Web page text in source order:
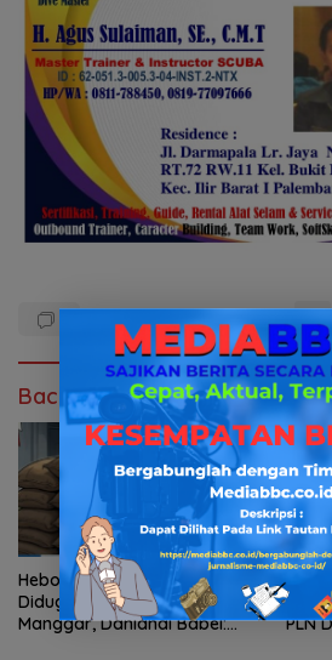
Baca Juga
Heboh Tumpukan Karung
Diduga Pasir Timah di Pos AL
Manggar, Danlanal Babel:
PLN